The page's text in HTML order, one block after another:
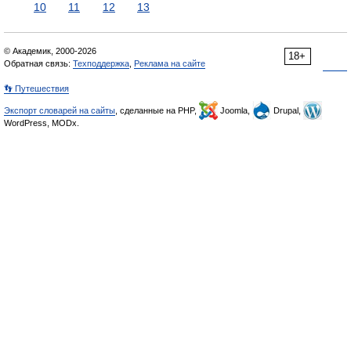
10
11 12 13
18+
© Академик, 2000-2026
Обратная связь: Техподдержка Реклама на сайте
👣 Путешествия
Экспорт словарей на сайты , сделанные на PHP, Joomla,
Drupal,
WordPress, MODx.